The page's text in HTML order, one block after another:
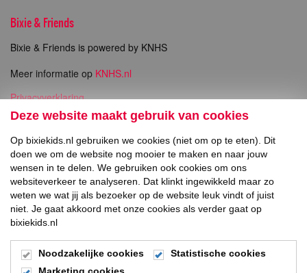
Bixie & Friends
Bixie & Friends is powered by KNHS
Meer informatie op KNHS.nl
Privacyverklaring
Copyright
Direct naar
Inschrijven Bixie Wedstrijden
Social Media
Deze website maakt gebruik van cookies
Op bixiekids.nl gebruiken we cookies (niet om op te eten). Dit
doen we om de website nog mooier te maken en naar jouw
wensen in te delen. We gebruiken ook cookies om ons
websiteverkeer te analyseren. Dat klinkt ingewikkeld maar zo
weten we wat jij als bezoeker op de website leuk vindt of juist
niet. Je gaat akkoord met onze cookies als verder gaat op
bixiekids.nl
Noodzakelijke cookies
Statistische cookies